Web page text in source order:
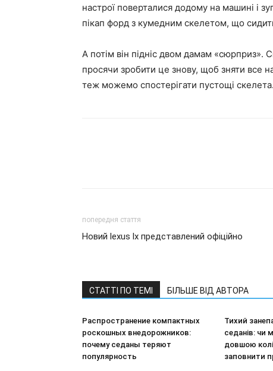
настрої поверталися додому на машині і
пікап форд з кумедним скелетом, що
А потім він підніс двом дамам «сюрприз».
просячи зробити це знову, щоб зняти все
теж можемо спостерігати пустощі скелета.
попередня стаття
Новий lexus lx представлений офіційно
СТАТТІ ПО ТЕМІ БІЛЬШЕ ВІД АВТОРА
Распространение компактных
роскошных внедорожников:
почему седаны теряют
популярность
Тихий
седанів: чи
довшою
заповнити